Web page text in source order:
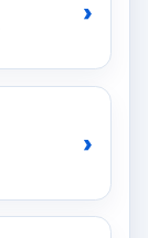
›
›